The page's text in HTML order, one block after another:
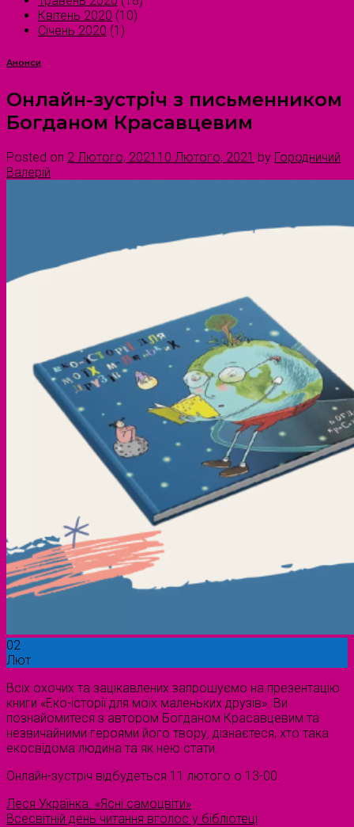
Квітень 2020 (10)
Січень 2020 (1)
Анонси
Онлайн-зустріч з письменником
Богданом Красавцевим
Posted on 2 Лютого, 2021 10 Лютого, 2021 by Городничий
Валерій
02
Лют
Всіх охочих та зацікавлених запрошуємо на презентацію
книги «Еко-історії для моїх маленьких друзів». Ви
познайомитеся з автором Богданом Красавцевим та
незвичайними героями його твору, дізнаєтеся, хто така
екосвідома людина та як нею стати.
Онлайн-зустріч відбудеться 11 лютого о 13-00.
Леся Українка. «Ясні самоцвіти»
Всесвітній день читання вголос у бібліотеці